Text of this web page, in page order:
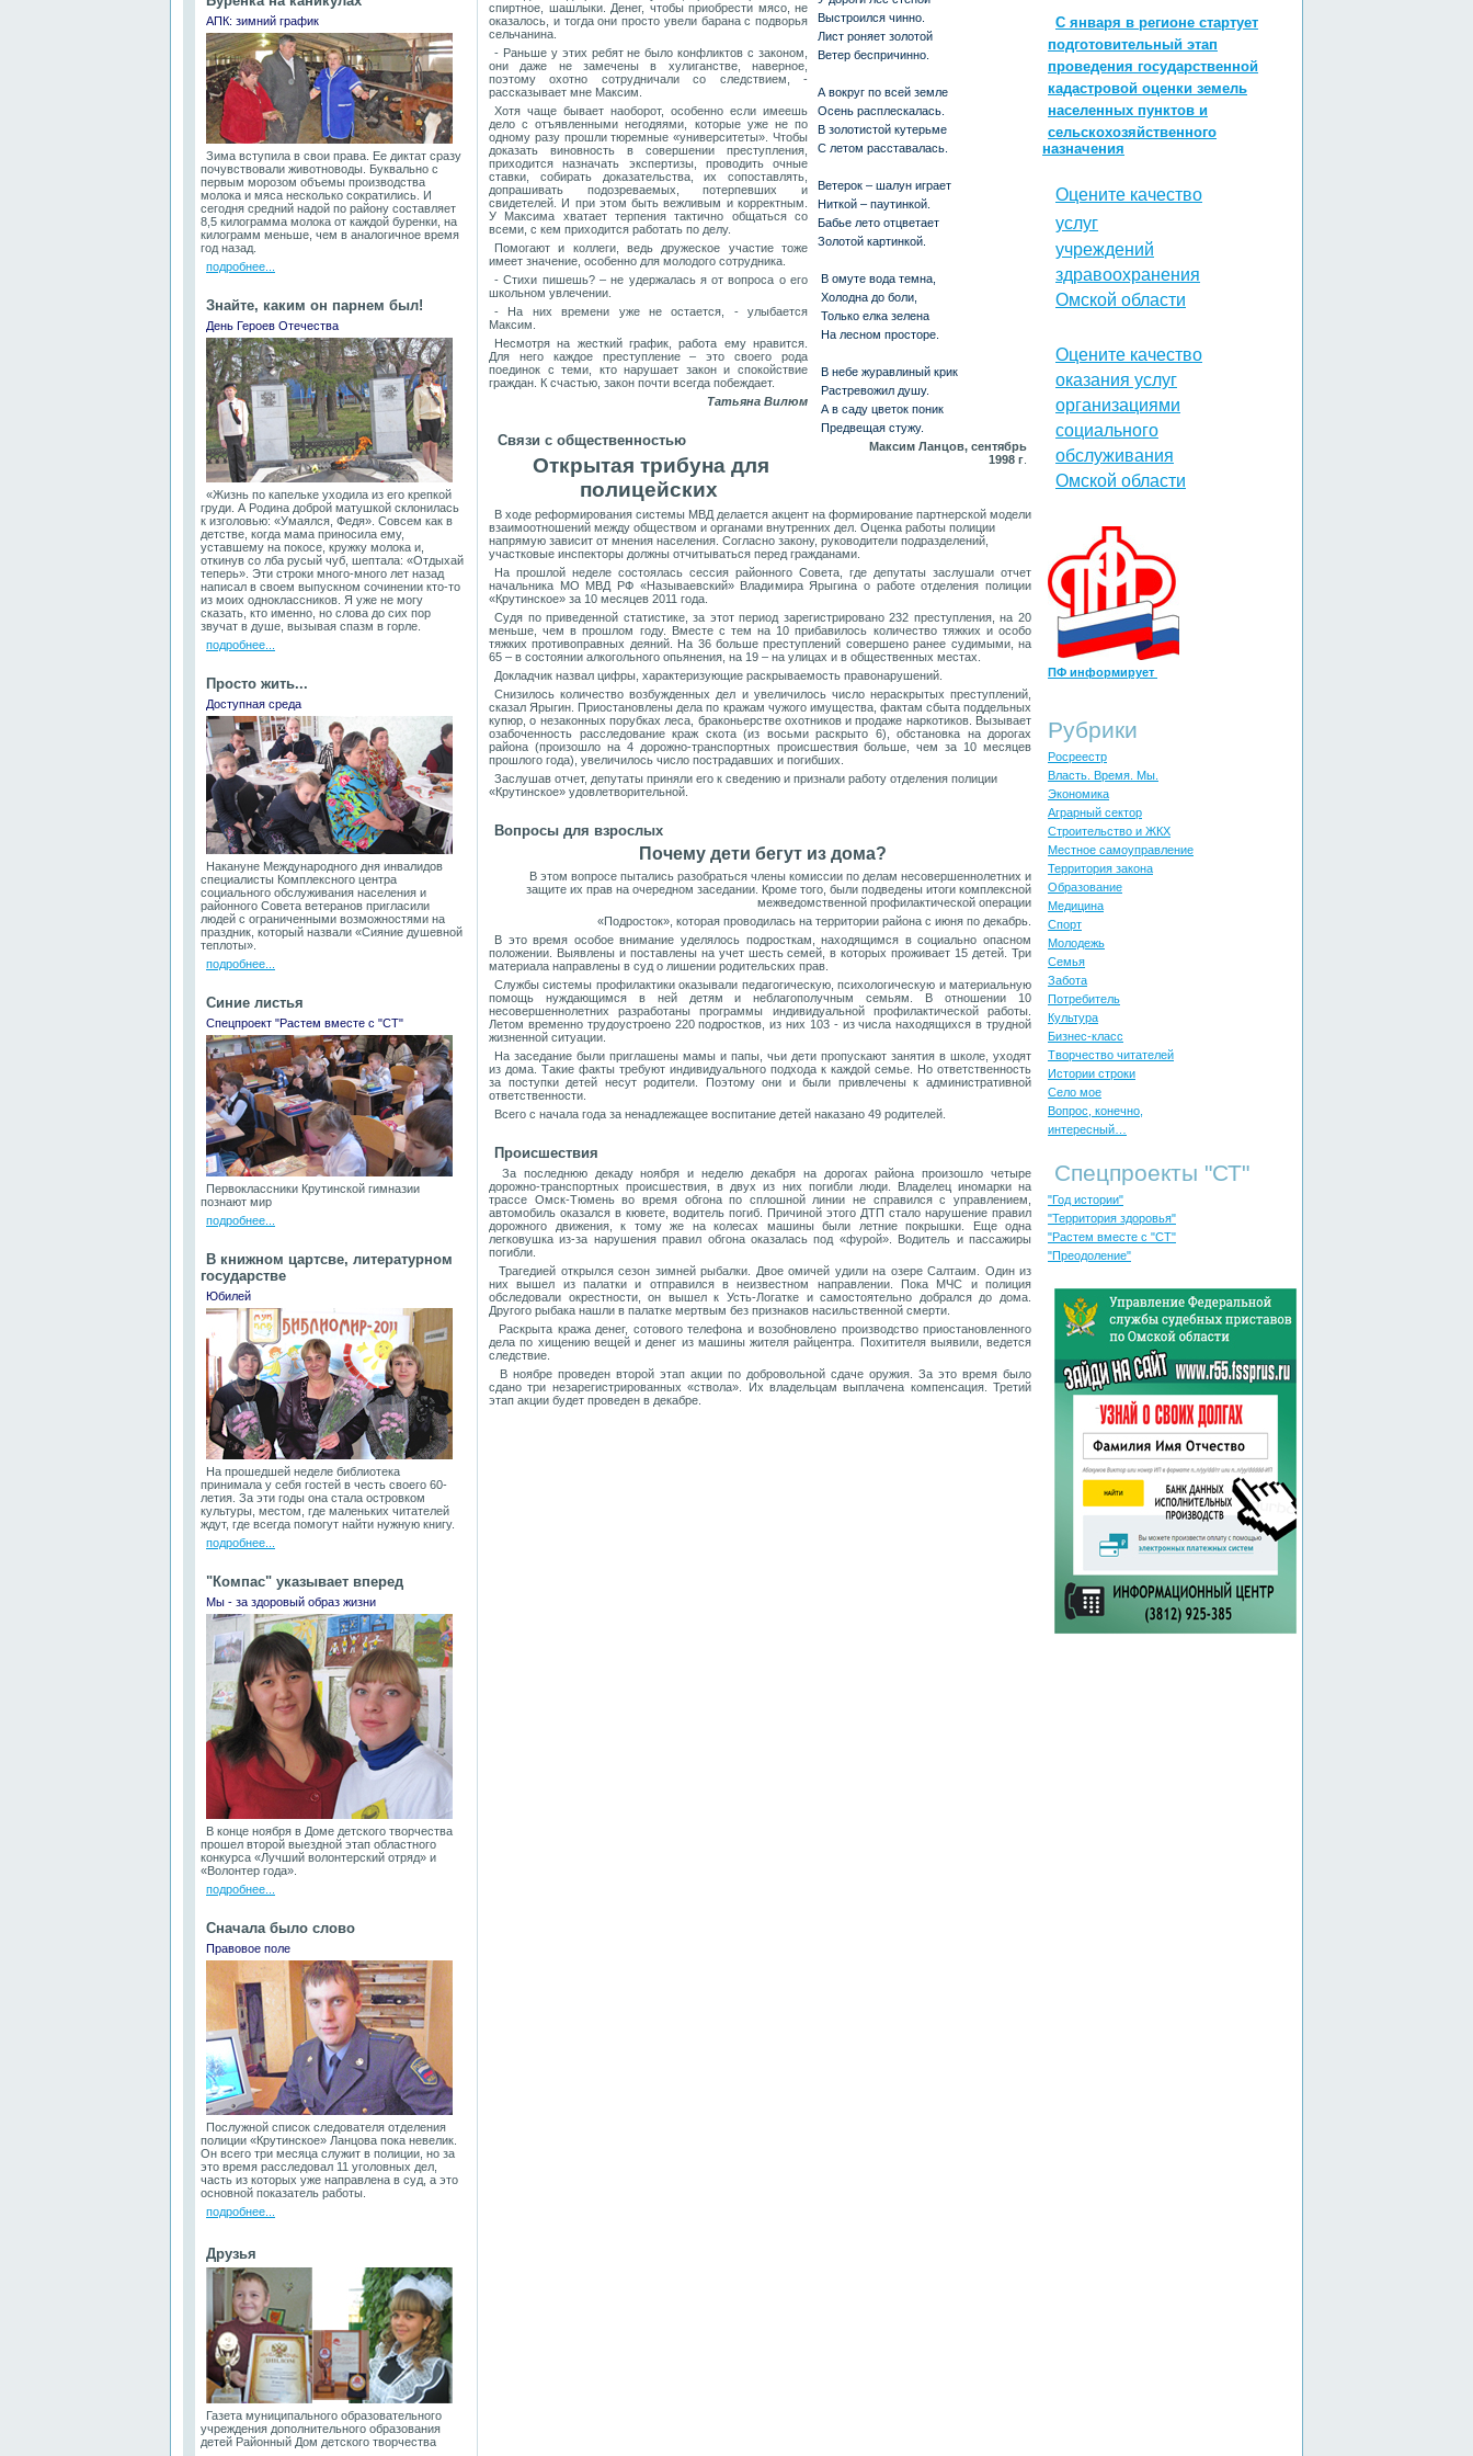
АПК: зимний график
Зима вступила в свои права. Ее диктат сразу
почувствовали животноводы. Буквально с
первым морозом объемы производства
молока и мяса несколько сократились. И
сегодня средний надой по району составляет
8,5 килограмма молока от каждой буренки, на
килограмм меньше, чем в аналогичное время
год назад.
подробнее...
Знайте, каким он парнем был!
День Героев Отечества
«Жизнь по капельке уходила из его крепкой
груди. А Родина доброй матушкой склонилась
к изголовью: «Умаялся, Федя». Совсем как в
детстве, когда мама приносила ему,
уставшему на покосе, кружку молока и,
откинув со лба русый чуб, шептала: «Отдыхай
теперь». Эти строки много-много лет назад
написал в своем выпускном сочинении кто-то
из моих одноклассников. Я уже не могу
сказать, кто именно, но слова до сих пор
звучат в душе, вызывая спазм в горле.
подробнее...
Просто жить...
Доступная среда
Накануне Международного дня инвалидов
специалисты Комплексного центра
социального обслуживания населения и
районного Совета ветеранов пригласили
людей с ограниченными возможностями на
праздник, который назвали «Сияние душевной
теплоты».
подробнее...
Синие листья
Спецпроект "Растем вместе с "СТ"
Первоклассники Крутинской гимназии
познают мир
подробнее...
В книжном цартсве, литературном
государстве
Юбилей
На прошедшей неделе библиотека
принимала у себя гостей в честь своего 60-
летия. За эти годы она стала островком
культуры, местом, где маленьких читателей
ждут, где всегда помогут найти нужную книгу.
подробнее...
"Компас" указывает вперед
Мы - за здоровый образ жизни
В конце ноября в Доме детского творчества
прошел второй выездной этап областного
конкурса «Лучший волонтерский отряд» и
«Волонтер года».
подробнее...
Сначала было слово
Правовое поле
Послужной список следователя отделения
полиции «Крутинское» Ланцова пока невелик.
Он всего три месяца служит в полиции, но за
это время расследовал 11 уголовных дел,
часть из которых уже направлена в суд, а это
основной показатель работы.
подробнее...
Друзья
Газета муниципального образовательного
учреждения дополнительного образования
детей Районный Дом детского творчества
Выстроился чинно.
Лист роняет золотой
Ветер беспричинно.
А вокруг по всей земле
Осень расплескалась.
В золотистой кутерьме
С летом расставалась.
Ветерок – шалун играет
Ниткой – паутинкой.
Бабье лето отцветает
Золотой картинкой.
В омуте вода темна,
Холодна до боли,
Только елка зелена
На лесном просторе.
В небе журавлиный крик
Растревожил душу.
А в саду цветок поник
Предвещая стужу.
Максим Ланцов, сентябрь
1998 г
спиртное, шашлыки. Денег, чтобы приобрести мясо, не
оказалось, и тогда они просто увели барана с подворья
сельчанина.
- Раньше у этих ребят не было конфликтов с законом,
они даже не замечены в хулиганстве, наверное,
поэтому охотно сотрудничали со следствием, -
рассказывает мне Максим.
Хотя чаще бывает наоборот, особенно если имеешь
дело с отъявленными негодяями, которые уже не по
одному разу прошли тюремные «университеты». Чтобы
доказать виновность в совершении преступления,
приходится назначать экспертизы, проводить очные
ставки, собирать доказательства, их сопоставлять,
допрашивать подозреваемых, потерпевших и
свидетелей. И при этом быть вежливым и корректным.
У Максима хватает терпения тактично общаться со
всеми, с кем приходится работать по делу.
Помогают и коллеги, ведь дружеское участие тоже
имеет значение, особенно для молодого сотрудника.
- Стихи пишешь? – не удержалась я от вопроса о его
школьном увлечении.
- На них времени уже не остается, - улыбается
Максим.
Несмотря на жесткий график, работа ему нравится.
Для него каждое преступление – это своего рода
поединок с теми, кто нарушает закон и спокойствие
граждан. К счастью, закон почти всегда побеждает.
Татьяна Вилюм
Связи с общественностью
Открытая трибуна для
полицейских
В ходе реформирования системы МВД делается акцент на формирование партнерской модели
взаимоотношений между обществом и органами внутренних дел. Оценка работы полиции
напрямую зависит от мнения населения. Согласно закону, руководители подразделений,
участковые инспекторы должны отчитываться перед гражданами.
На прошлой неделе состоялась сессия районного Совета, где депутаты заслушали отчет
начальника МО МВД РФ «Называевский» Владимира Ярыгина о работе отделения полиции
«Крутинское» за 10 месяцев 2011 года.
Судя по приведенной статистике, за этот период зарегистрировано 232 преступления, на 20
меньше, чем в прошлом году. Вместе с тем на 10 прибавилось количество тяжких и особо
тяжких противоправных деяний. На 36 больше преступлений совершено ранее судимыми, на
65 – в состоянии алкогольного опьянения, на 19 – на улицах и в общественных местах.
Докладчик назвал цифры, характеризующие раскрываемость правонарушений.
Снизилось количество возбужденных дел и увеличилось число нераскрытых преступлений,
сказал Ярыгин. Приостановлены дела по кражам чужого имущества, фактам сбыта поддельных
купюр, о незаконных порубках леса, браконьерстве охотников и продаже наркотиков. Вызывает
озабоченность расследование краж скота (из восьми раскрыто 6), обстановка на дорогах
района (произошло на 4 дорожно-транспортных происшествия больше, чем за 10 месяцев
прошлого года), увеличилось число пострадавших и погибших.
Заслушав отчет, депутаты приняли его к сведению и признали работу отделения полиции
«Крутинское» удовлетворительной.
Вопросы для взрослых
Почему дети бегут из дома?
В этом вопросе пытались разобраться члены комиссии по делам несовершеннолетних и
защите их прав на очередном заседании. Кроме того, были подведены итоги комплексной
межведомственной профилактической операции
«Подросток», которая проводилась на территории района с июня по декабрь.
В это время особое внимание уделялось подросткам, находящимся в социально опасном
положении. Выявлены и поставлены на учет шесть семей, в которых проживает 15 детей. Три
материала направлены в суд о лишении родительских прав.
Службы системы профилактики оказывали педагогическую, психологическую и материальную
помощь нуждающимся в ней детям и неблагополучным семьям. В отношении 10
несовершеннолетних разработаны программы индивидуальной профилактической работы.
Летом временно трудоустроено 220 подростков, из них 103 - из числа находящихся в трудной
жизненной ситуации.
На заседание были приглашены мамы и папы, чьи дети пропускают занятия в школе, уходят
из дома. Такие факты требуют индивидуального подхода к каждой семье. Но ответственность
за поступки детей несут родители. Поэтому они и были привлечены к административной
ответственности.
Всего с начала года за ненадлежащее воспитание детей наказано 49 родителей.
Происшествия
За последнюю декаду ноября и неделю декабря на дорогах района произошло четыре
дорожно-транспортных происшествия, в двух из них погибли люди. Владелец иномарки на
трассе Омск-Тюмень во время обгона по сплошной линии не справился с управлением,
автомобиль оказался в кювете, водитель погиб. Причиной этого ДТП стало нарушение правил
дорожного движения, к тому же на колесах машины были летние покрышки. Еще одна
легковушка из-за нарушения правил обгона оказалась под «фурой». Водитель и пассажиры
погибли.
Трагедией открылся сезон зимней рыбалки. Двое омичей удили на озере Салтаим. Один из
них вышел из палатки и отправился в неизвестном направлении. Пока МЧС и полиция
обследовали окрестности, он вышел к Усть-Логатке и самостоятельно добрался до дома.
Другого рыбака нашли в палатке мертвым без признаков насильственной смерти.
Раскрыта кража денег, сотового телефона и возобновлено производство приостановленного
дела по хищению вещей и денег из машины жителя райцентра. Похитителя выявили, ведется
следствие.
В ноябре проведен второй этап акции по добровольной сдаче оружия. За это время было
сдано три незарегистрированных «ствола». Их владельцам выплачена компенсация. Третий
этап акции будет проведен в декабре.
С января в регионе стартует
подготовительный этап
проведения государственной
кадастровой оценки земель
населенных пунктов и
сельскохозяйственного
назначения
Оцените качество
услуг
учреждений
здравоохранения
Омской области
Оцените качество
оказания услуг
организациями
социального
обслуживания
Омской области
ПФ информирует
Рубрики
Росреестр
Власть. Время. Мы.
Экономика
Аграрный сектор
Строительство и ЖКХ
Местное самоуправление
Территория закона
Образование
Медицина
Спорт
Молодежь
Cемья
Забота
Потребитель
Культура
Бизнес-класс
Творчество читателей
Истории строки
Село мое
Вопрос, конечно,
интересный…
Спецпроекты "СТ"
"Год истории"
"Территория здоровья"
"Растем вместе с "СТ"
"Преодоление"